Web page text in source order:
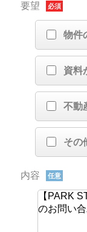
要望 必須
物件
資料
不動
その
内容 任意